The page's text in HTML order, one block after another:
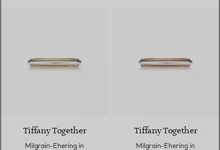
Tiffany Together
Milgrain-Ehering in
Tiffany Together
Milgrain-Ehering in